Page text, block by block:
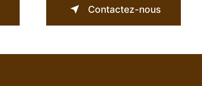
Contactez-nous